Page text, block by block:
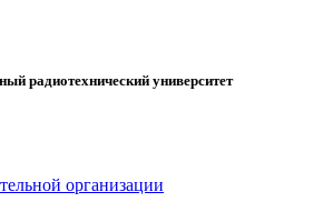
радиотехнический университет
организации